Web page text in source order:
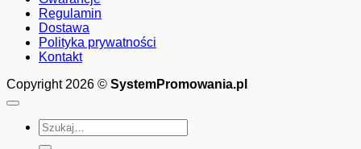
Regulamin
Dostawa
Polityka prywatności
Kontakt
Copyright 2026 © SystemPromowania.pl
Szukaj: